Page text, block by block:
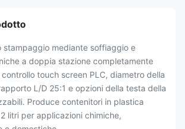
stampaggio mediante soffiaggio e
a doppia stazione completamente
touch screen PLC, diametro della
L/D 25:1 e opzioni della testa della
Produce contenitori in plastica
litri per applicazioni chimiche,